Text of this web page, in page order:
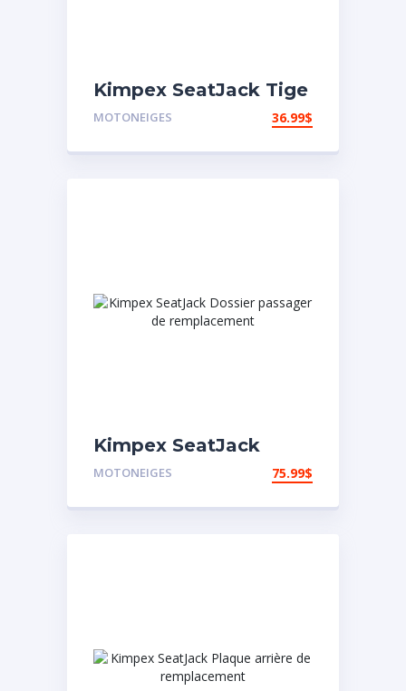
Kimpex SeatJack Tige
d’ancrage
MOTONEIGES 36.99$
Kimpex SeatJack
Dossier passager de
MOTONEIGES 75.99$